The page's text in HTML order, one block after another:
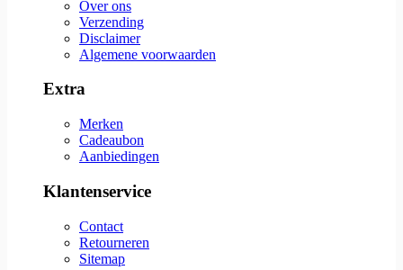
Over ons
Verzending
Disclaimer
Algemene voorwaarden
Extra
Merken
Cadeaubon
Aanbiedingen
Klantenservice
Contact
Retourneren
Sitemap